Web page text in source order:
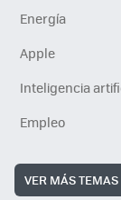
Energía
Apple
Inteligencia
Empleo
VER MÁS TEMAS